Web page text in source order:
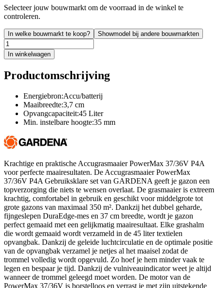
Selecteer jouw bouwmarkt om de voorraad in de winkel te
controleren.
In welke bouwmarkt te koop? Showmodel bij andere bouwmarkten
In winkelwagen
Productomschrijving
Energiebron:Accu/batterij
Maaibreedte:3,7 cm
Opvangcapaciteit:45 Liter
Min. instelbare hoogte:35 mm
Krachtige en praktische Accugrasmaaier PowerMax 37/36V P4A
voor perfecte maairesultaten. De Accugrasmaaier PowerMax
37/36V P4A Gebruiksklare set van GARDENA geeft je gazon een
topverzorging die niets te wensen overlaat. De grasmaaier is extreem
krachtig, comfortabel in gebruik en geschikt voor middelgrote tot
grote gazons van maximaal 350 m². Dankzij het dubbel geharde,
fijngeslepen DuraEdge-mes en 37 cm breedte, wordt je gazon
perfect gemaaid met een gelijkmatig maairesultaat. Elke grashalm
die wordt gemaaid wordt verzameld in de 45 liter textielen
opvangbak. Dankzij de geleide luchtcirculatie en de optimale positie
van de opvangbak verzamel je netjes al het maaisel zodat de
trommel volledig wordt opgevuld. Zo hoef je hem minder vaak te
legen en bespaar je tijd. Dankzij de vulniveauindicator weet je altijd
wanneer de trommel geleegd moet worden. De motor van de
PowerMax 37/36V is borstelloos en verrast je met zijn uitstekende